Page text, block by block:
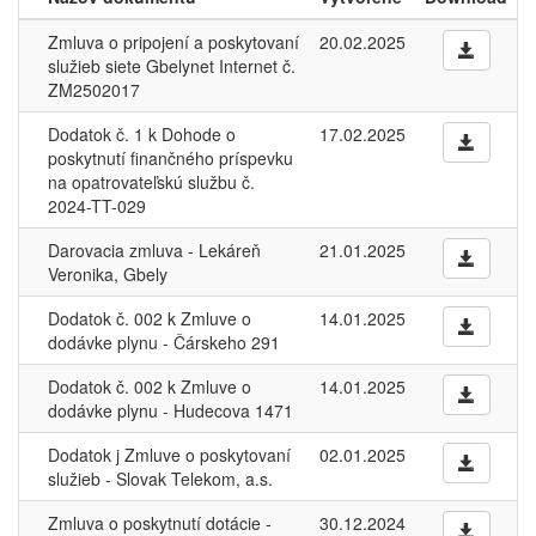
Zmluva o pripojení a poskytovaní
služieb siete Gbelynet Internet č.
ZM2502017
20.02.2025
Dodatok č. 1 k Dohode o
poskytnutí finančného príspevku
na opatrovateľskú službu č.
2024-TT-029
17.02.2025
Darovacia zmluva - Lekáreň
Veronika, Gbely
21.01.2025
Dodatok č. 002 k Zmluve o
dodávke plynu - Čárskeho 291
14.01.2025
Dodatok č. 002 k Zmluve o
dodávke plynu - Hudecova 1471
14.01.2025
Dodatok j Zmluve o poskytovaní
služieb - Slovak Telekom, a.s.
02.01.2025
Zmluva o poskytnutí dotácie -
30.12.2024